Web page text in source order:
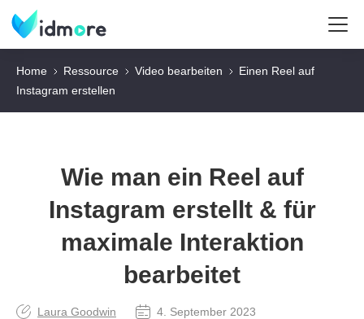
Home Ressource Video bearbeiten
Einen Reel auf
Instagram erstellen
Wie man ein Reel auf
Instagram erstellt & für
maximale Interaktion
bearbeitet
Laura Goodwin
4. September 2023